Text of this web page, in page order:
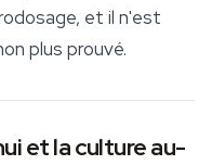
et il n'est
plus prouvé.
et la culture au-